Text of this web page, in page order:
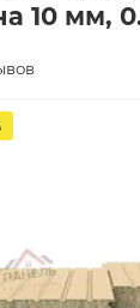
10 мм,